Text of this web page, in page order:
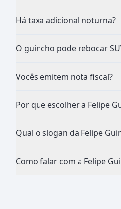
Há taxa adicional noturna?
O guincho pode rebocar
Vocês emitem nota fiscal?
Por que escolher a Felipe
Qual o slogan da Felipe
Como falar com a Felipe